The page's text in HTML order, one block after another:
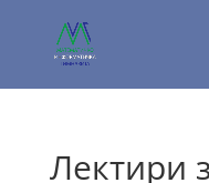
Лектири